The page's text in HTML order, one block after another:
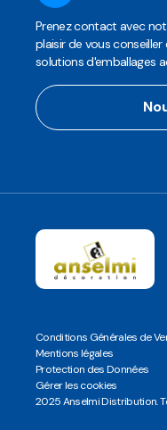
Prenez contact avec
plaisir de vous
solutions d'emballages
Conditions Générales de
Mentions légales
Protection des Données
Gérer les cookies
2025 Anselmi Distribution.